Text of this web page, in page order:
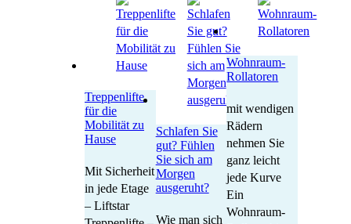
Treppenlifte
für die
Mobilität zu
Hause
Mit Sicherheit
in jede Etage
– Liftstar
Schlafen Sie
gut? Fühlen
Sie sich am
Morgen
ausgeruht?
Wie man sich
Wohnraum-
Rollatoren
mit wendigen
Rädern
nehmen Sie
ganz leicht
jede Kurve
Ein
Wohnraum-